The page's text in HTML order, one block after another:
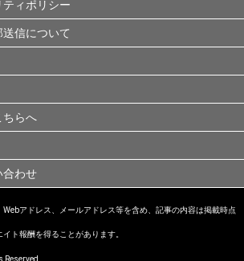
ィポリシー
信について
ちらへ
合わせ
アドレス、メールアドレス等を含め、記事の内容は掲載時点
ト報酬を得ることがあります。